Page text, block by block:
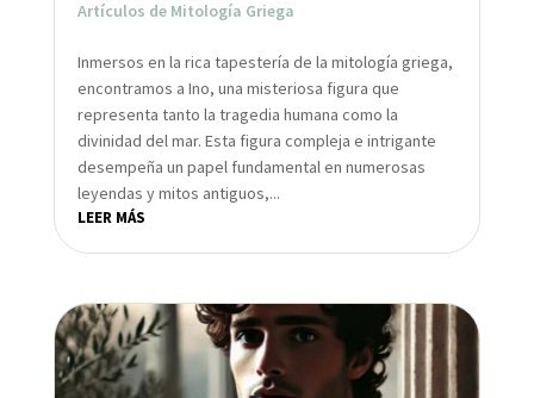
Artículos de Mitología Griega
Inmersos en la rica tapestería de la mitología griega,
encontramos a Ino, una misteriosa figura que
representa tanto la tragedia humana como la
divinidad del mar. Esta figura compleja e intrigante
desempeña un papel fundamental en numerosas
leyendas y mitos antiguos,...
LEER MÁS